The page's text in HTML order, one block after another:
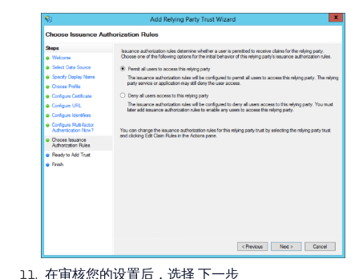
在审核您的设置后，选择 下一步